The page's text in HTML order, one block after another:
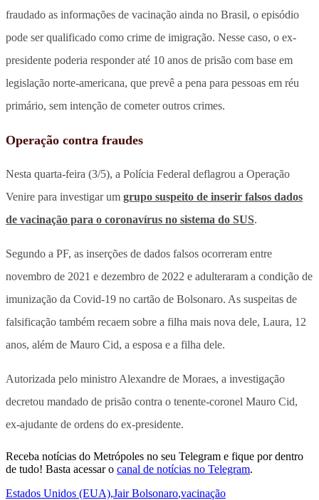
fraudado as informações de vacinação ainda no Brasil, o episódio
pode ser qualificado como crime de imigração. Nesse caso, o ex-
presidente poderia responder até 10 anos de prisão com base em
legislação norte-americana, que prevê a pena para pessoas em réu
primário, sem intenção de cometer outros crimes.
Operação contra fraudes
Nesta quarta-feira (3/5), a Polícia Federal deflagrou a Operação
Venire para investigar um grupo suspeito de inserir falsos dados
de vacinação para o coronavírus no sistema do SUS.
Segundo a PF, as inserções de dados falsos ocorreram entre
novembro de 2021 e dezembro de 2022 e adulteraram a condição de
imunização da Covid-19 no cartão de Bolsonaro. As suspeitas de
falsificação também recaem sobre a filha mais nova dele, Laura, 12
anos, além de Mauro Cid, a esposa e a filha dele.
Autorizada pelo ministro Alexandre de Moraes, a investigação
decretou mandado de prisão contra o tenente-coronel Mauro Cid,
ex-ajudante de ordens do ex-presidente.
Receba notícias do Metrópoles no seu Telegram e fique por dentro
de tudo! Basta acessar o canal de notícias no Telegram.
Estados Unidos (EUA),Jair Bolsonaro,vacinação